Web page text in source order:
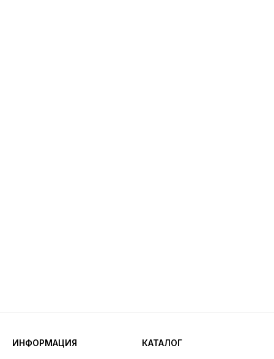
ИНФОРМАЦИЯ КАТАЛОГ